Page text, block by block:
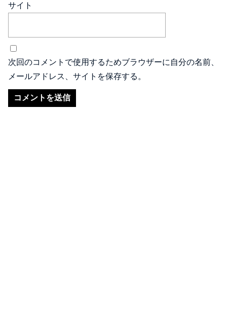
サイト
次回のコメントで使用するためブラウザーに自分の名前、
メールアドレス、サイトを保存する。